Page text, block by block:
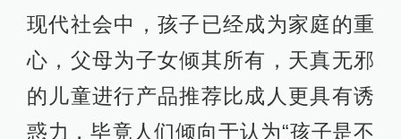
现代社会中，孩子已经成为家庭的重
心，父母为子女倾其所有，天真无邪
的儿童进行产品推荐比成人更具有诱
惑力，毕竟人们倾向于认为“孩子是不